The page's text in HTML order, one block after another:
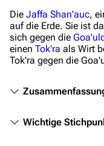
Filme
Das
Völker
Die Jaffa Shan'auc,
auf die Erde. Sie ist
sich gegen die
einen Tok'ra als Wirt
Tok'ra gegen die
Wichtige